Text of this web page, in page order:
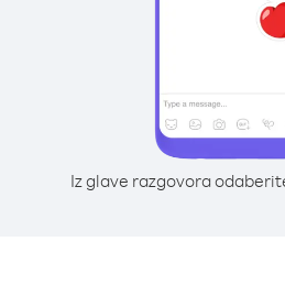
Iz glave razgovora